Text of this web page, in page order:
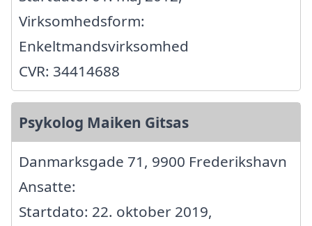
Virksomhedsform:
Enkeltmandsvirksomhed
CVR: 34414688
Psykolog Maiken Gitsas
Danmarksgade 71, 9900 Frederikshavn
Ansatte:
Startdato: 22. oktober 2019,